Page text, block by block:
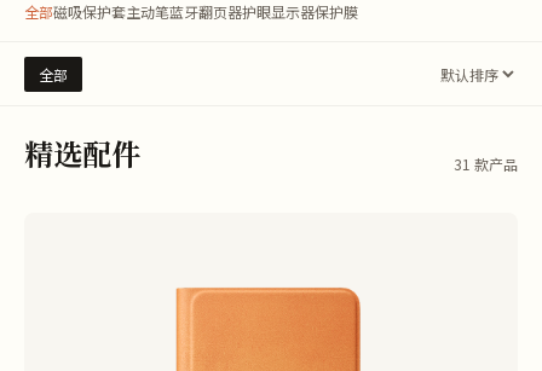
全部磁吸保护套主动笔蓝牙翻页器护眼显示器保护膜
全部
精选配件 31 款产品